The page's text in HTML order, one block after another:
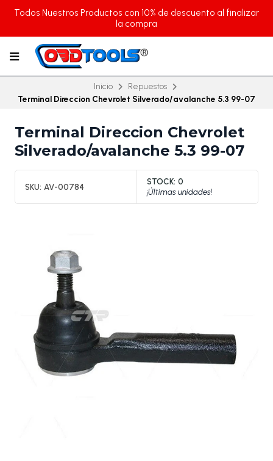
Todos Nuestros Productos con 10% de descuento al finalizar
la compra
Inicio
Repuestos
Terminal Direccion Chevrolet Silverado/avalanche 5.3 99-07
Terminal Direccion Chevrolet
Silverado/avalanche 5.3 99-07
SKU: AV-00784
STOCK: 0
¡Últimas unidades!